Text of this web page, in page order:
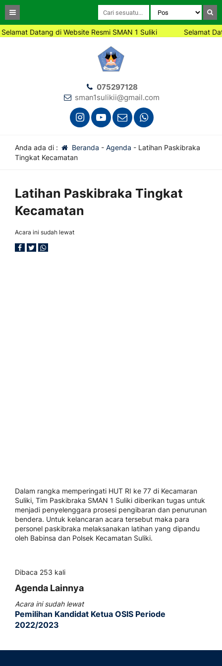
Datang di Website Resmi SMAN 1 Suliki Selamat
075297128
sman1sulikii@gmail.com
Anda ada di : Beranda - Agenda - Latihan Paskibraka
Tingkat Kecamatan
Latihan Paskibraka Tingkat
Kecamatan
Acara ini sudah lewat
Dalam rangka memperingati HUT RI ke 77 di Kecamaran
Suliki, Tim Paskibraka SMAN 1 Suliki diberikan tugas untuk
menjadi penyelenggara prosesi pengibaran dan penurunan
bendera. Untuk kelancaran acara tersebut maka para
personel paskibraka melaksanakan latihan yang dipandu
oleh Babinsa dan Polsek Kecamatan Suliki.
Dibaca 253 kali
Agenda Lainnya
Acara ini sudah lewat
Pemilihan Kandidat Ketua OSIS Periode
2022/2023